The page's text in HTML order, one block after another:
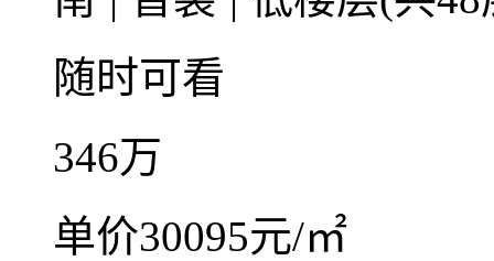
随时可看
346万
单价30095元/㎡